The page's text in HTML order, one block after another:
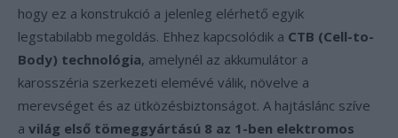
hogy ez a konstrukció a jelenleg elérhető egyik
legstabilabb megoldás. Ehhez kapcsolódik a CTB (Cell-to-
Body) technológia, amelynél az akkumulátor a
karosszéria szerkezeti elemévé válik, növelve a
merevséget és az ütközésbiztonságot. A hajtáslánc szíve
a világ első tömeggyártású 8 az 1-ben elektromos